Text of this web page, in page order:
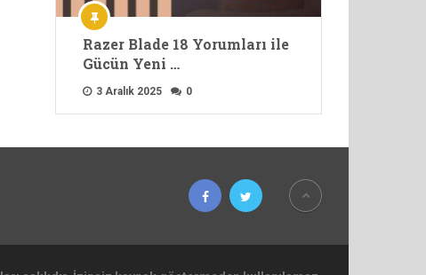
Razer Blade 18 Yorumları ile
Gücün Yeni …
3 Aralık 2025 0